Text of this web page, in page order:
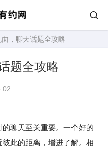
，聊天话题全攻略
题全攻略
聊天至关重要。一个好的
此的距离，增进了解。相